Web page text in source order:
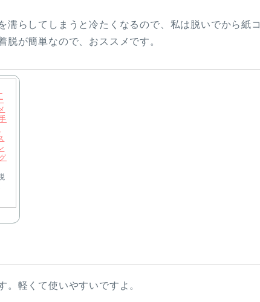
濡らしてしまうと冷たくなるので、私は脱いでから紙コ
脱が簡単なので、おススメです。
。軽くて使いやすいですよ。